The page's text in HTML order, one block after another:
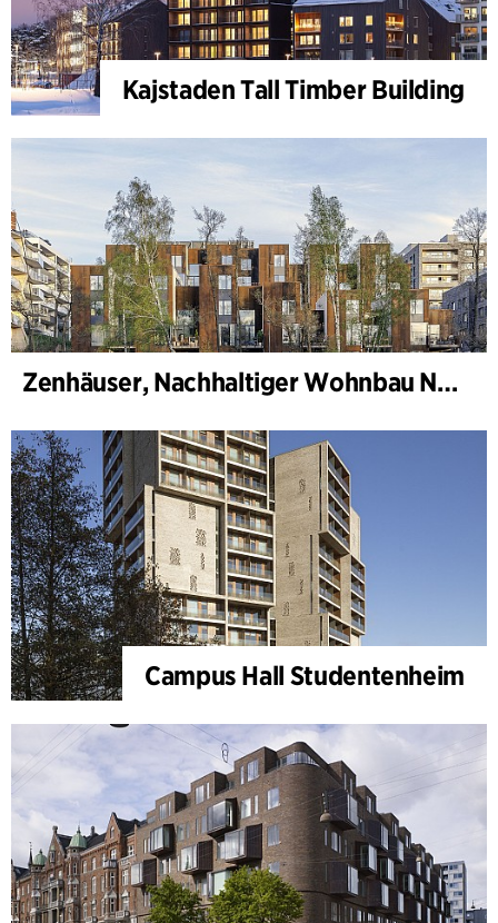
Kajstaden Tall Timber Building
Zenhäuser, Nachhaltiger Wohnbau Norra Djurgårdsstaden
Campus Hall Studentenheim